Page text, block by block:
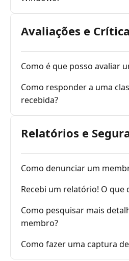
Avaliações e
Como é que posso avaliar
Como responder a uma
recebida?
Relatórios e
Como denunciar um
Recebi um relatório! O que
Como pesquisar mais
membro?
Como fazer uma captura